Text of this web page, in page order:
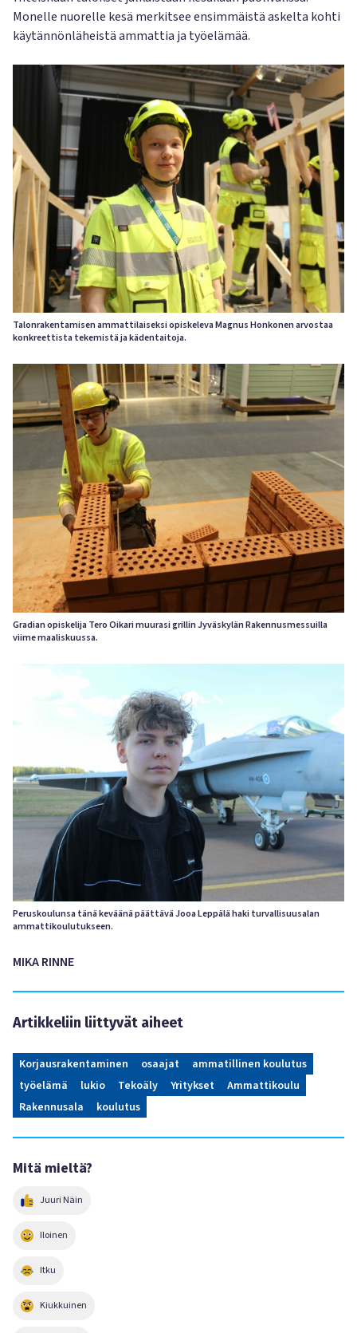
Monelle nuorelle kesä merkitsee ensimmäistä askelta kohti
käytännönläheistä ammattia ja työelämää.
Talonrakentamisen ammattilaiseksi opiskeleva Magnus Honkonen arvostaa
konkreettista tekemistä ja kädentaitoja.
Gradian opiskelija Tero Oikari muurasi grillin Jyväskylän Rakennusmessuilla
viime maaliskuussa.
Peruskoulunsa tänä keväänä päättävä Jooa Leppälä haki turvallisuusalan
ammattikoulutukseen.
MIKA RINNE
Artikkeliin liittyvät aiheet
Korjausrakentaminen osaajat
ammatillinen koulutus
työelämä
lukio Tekoäly Yritykset
Ammattikoulu
Rakennusala
koulutus
Mitä mieltä?
Juuri Näin
Iloinen
Itku
Kiukkuinen